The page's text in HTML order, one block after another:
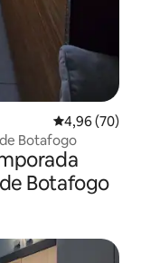
4,96 de uma
4,96 (70)
Botafogo
Botafogo